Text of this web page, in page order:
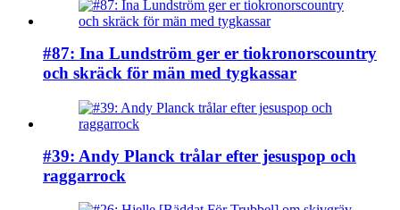
#87: Ina Lundström ger er tiokronorscountry
och skräck för män med tygkassar
#39: Andy Planck trålar efter jesuspop och
raggarrock